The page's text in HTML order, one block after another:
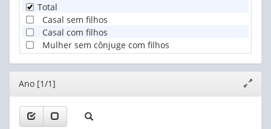
Total
Casal sem filhos
Casal com filhos
Mulher sem cônjuge com filhos
Editor
janela
Ano [1/1]